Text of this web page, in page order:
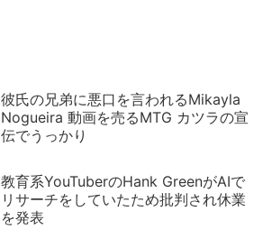
彼氏の兄弟に悪口を言われるMikayla
Nogueira 動画を売るMTG カツラの宣
伝でうっかり
教育系YouTuberのHank GreenがAIで
リサーチをしていたため批判され休業
を発表